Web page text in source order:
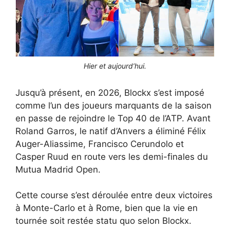
Hier et aujourd’hui.
Jusqu’à présent, en 2026, Blockx s’est imposé
comme l’un des joueurs marquants de la saison
en passe de rejoindre le Top 40 de l’ATP. Avant
Roland Garros, le natif d’Anvers a éliminé Félix
Auger-Aliassime, Francisco Cerundolo et
Casper Ruud en route vers les demi-finales du
Mutua Madrid Open.
Cette course s’est déroulée entre deux victoires
à Monte-Carlo et à Rome, bien que la vie en
tournée soit restée statu quo selon Blockx.